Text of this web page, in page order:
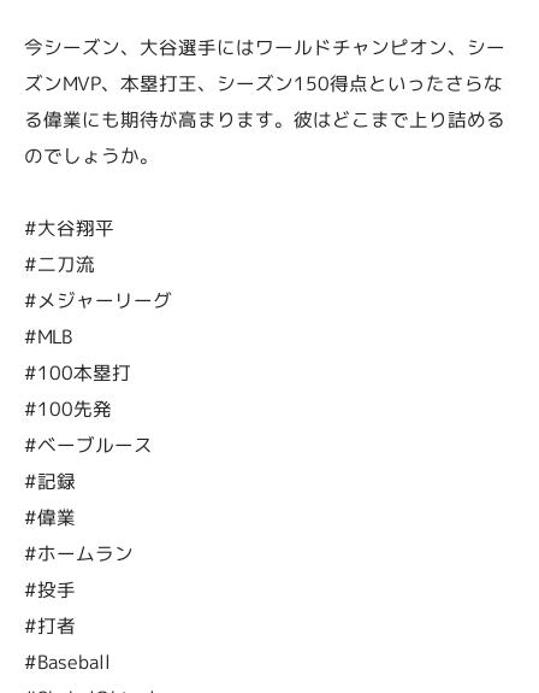
今シーズン、大谷選手にはワールドチャンピオン、シー
ズンMVP、本塁打王、シーズン150得点といったさらな
る偉業にも期待が高まります。彼はどこまで上り詰める
のでしょうか。
#大谷翔平
#二刀流
#メジャーリーグ
#MLB
#100本塁打
#100先発
#ベーブルース
#記録
#偉業
#ホームラン
#投手
#打者
#Baseball